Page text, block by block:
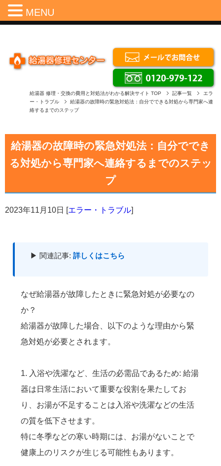
給湯器 修理・交換の費用と対処法がわかる解決サイト TOP 記事一覧
エラ
ー・トラブル
給湯器の故障時の緊急対処法：自分でできる対処から専門家へ連
絡するまでのステップ
給湯器の故障時の緊急対処法：自分ででき
る対処から専門家へ連絡するまでのステッ
プ
2023年11月10日 エラー・トラブル
▶ 関連記事: 詳しくはこちら
なぜ給湯器が故障したときに緊急対処が必要なの
か？
給湯器が故障した場合、以下のような理由から緊
急対処が必要とされます。
1. 入浴や洗濯など、生活の必需品であるため: 給湯
器は日常生活において重要な役割を果たしてお
り、お湯が不足することは入浴や洗濯などの生活
の質を低下させます。
特に冬季などの寒い時期には、お湯がないことで
健康上のリスクが生じる可能性もあります。
MENU
Menu